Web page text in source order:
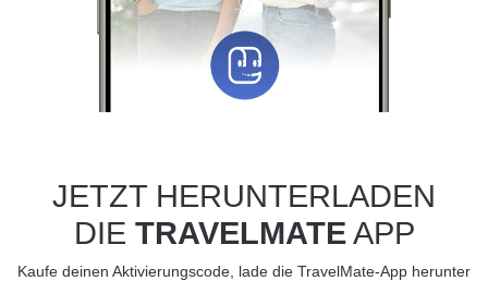
JETZT HERUNTERLADEN
DIE TRAVELMATEAPP
Kaufe deinen Aktivierungscode, lade die TravelMate-App herunter